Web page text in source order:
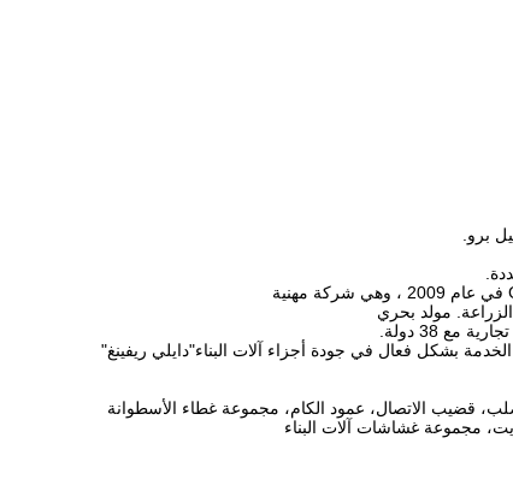
برو.
38 دولة.
بشكل فعال في جودة أجزاء آلات البناء"دايلي ريفينغ"
قضيب الاتصال، عمود الكام، مجموعة غطاء الأسطوانة
مجموعة غشاشات آلات البناء